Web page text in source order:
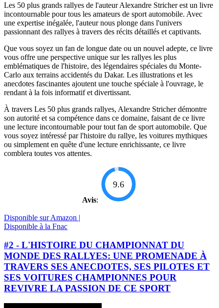
Les 50 plus grands rallyes de l'auteur Alexandre Stricher est un livre
incontournable pour tous les amateurs de sport automobile. Avec
une expertise inégalée, l'auteur nous plonge dans l'univers
passionnant des rallyes à travers des récits détaillés et captivants.
Que vous soyez un fan de longue date ou un nouvel adepte, ce livre
vous offre une perspective unique sur les rallyes les plus
emblématiques de l'histoire, des légendaires spéciales du Monte-
Carlo aux terrains accidentés du Dakar. Les illustrations et les
anecdotes fascinantes ajoutent une touche spéciale à l'ouvrage, le
rendant à la fois informatif et divertissant.
À travers Les 50 plus grands rallyes, Alexandre Stricher démontre
son autorité et sa compétence dans ce domaine, faisant de ce livre
une lecture incontournable pour tout fan de sport automobile. Que
vous soyez intéressé par l'histoire du rallye, les voitures mythiques
ou simplement en quête d'une lecture enrichissante, ce livre
comblera toutes vos attentes.
Avis:
9.6
Disponible sur Amazon |
Disponible à la Fnac
#2 - L'HISTOIRE DU CHAMPIONNAT DU
MONDE DES RALLYES: UNE PROMENADE À
TRAVERS SES ANECDOTES, SES PILOTES ET
SES VOITURES CHAMPIONNES POUR
REVIVRE LA PASSION DE CE SPORT